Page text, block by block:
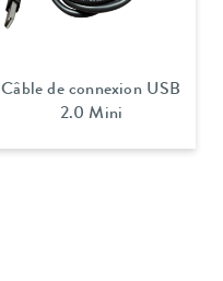
Câble de connexion USB
2.0 Mini